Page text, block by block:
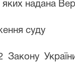
яких надана
суду
Закону